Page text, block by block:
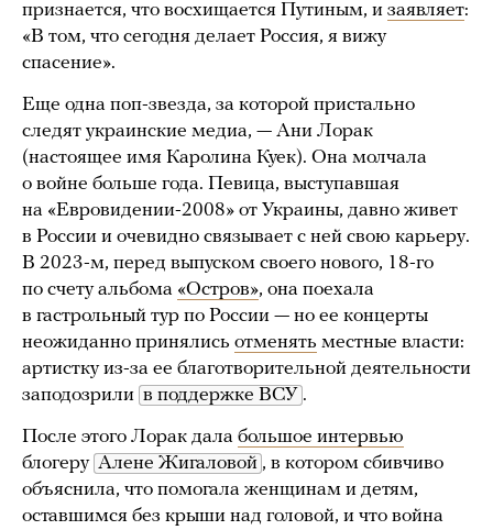
признается, что восхищается Путиным, и заявляет:
«В том, что сегодня делает Россия, я вижу
спасение».
Еще одна поп-звезда, за которой пристально
следят украинские медиа, — Ани Лорак
(настоящее имя Каролина Куек). Она молчала
о войне больше года. Певица, выступавшая
на «Евровидении-2008» от Украины, давно живет
в России и очевидно связывает с ней свою карьеру.
В 2023-м, перед выпуском своего нового, 18-го
по счету альбома «Остров», она поехала
в гастрольный тур по России — но ее концерты
неожиданно принялись отменять местные власти:
артистку из-за ее благотворительной деятельности
заподозрили в поддержке ВСУ .
После этого Лорак дала большое интервью
блогеру Алене Жигаловой , в котором сбивчиво
объяснила, что помогала женщинам и детям,
оставшимся без крыши над головой, и что война